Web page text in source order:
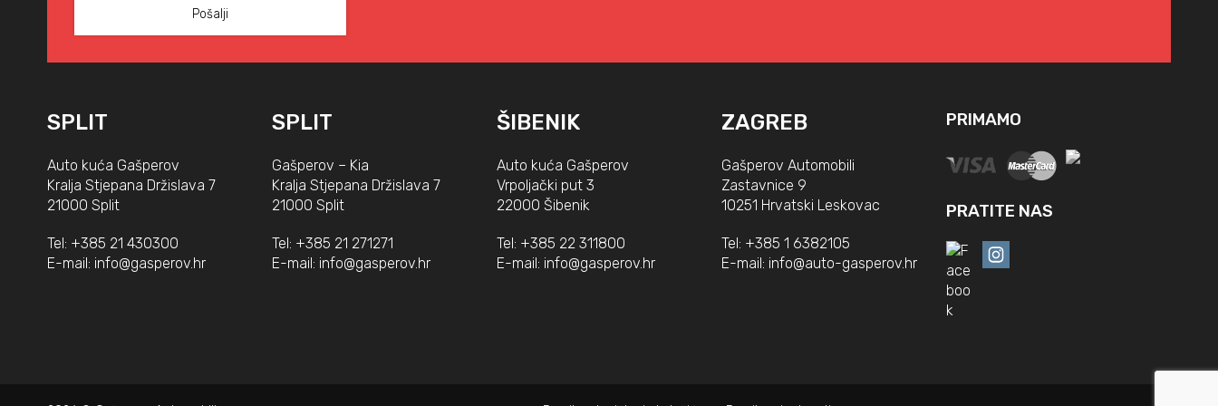
SPLIT
Auto kuća Gašperov
Kralja Stjepana Držislava 7
21000 Split
Tel: +385 21 430300
E-mail: info@gasperov.hr
SPLIT
Gašperov – Kia
Kralja Stjepana Držislava 7
21000 Split
Tel: +385 21 271271
E-mail: info@gasperov.hr
ŠIBENIK
Auto kuća Gašperov
Vrpoljački put 3
22000 Šibenik
Tel: +385 22 311800
E-mail: info@gasperov.hr
ZAGREB
Gašperov Automobili
Zastavnice 9
10251 Hrvatski Leskovac
Tel: +385 1 6382105
E-mail: info@auto-gasperov.hr
PRIMAMO
PRATITE NAS